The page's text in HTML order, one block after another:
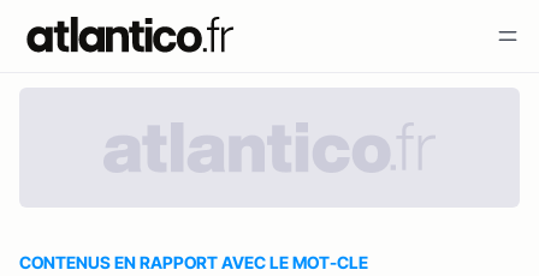
CONTENUS EN RAPPORT AVEC LE MOT-CLE